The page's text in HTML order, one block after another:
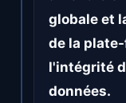
globale et
de la
l'intégrité
données.